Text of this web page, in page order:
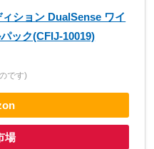
ション DualSense ワイ
ック(CFIJ-10019)
です)
場